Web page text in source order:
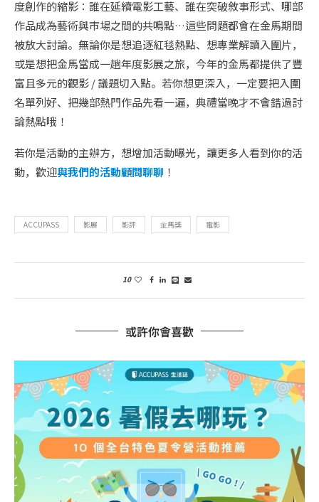
度創作的縮影：誰在延續電影工藝、誰在突破敘事形式、哪部
作品成為藝術與市場之間的共鳴點…這些問題都會在金馬期間
被放大討論。無論你是想追逐紅毯熱點、想專業解讀入圍片，
或是想把金馬當成一趟年度影展之旅，今年的金馬都提供了豐
富且多元的觀影 / 議題切入點。若你想更深入，一定要把入圍
名單列好、把幾部熱門作品先看一遍，典禮當晚才不會錯過討
論熱點哦！
若你是活動的主辦方，想增加活動曝光，讓更多人看到你的活
動，歡迎與我們的活動顧問聊聊 ！
ACCUPASS 影展 影評 金馬獎 電影
10
或許你會喜歡